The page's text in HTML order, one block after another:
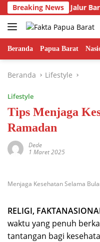
Langsung
ke
konten
Breaking News
Prioritaskan Jalur Barat
Beranda Papua Barat
Beranda Lifestyle
Lifestyle
Tips Menjaga
Ramadan
Dede
1 Maret 2025
Menjaga Kesehatan Selama
RELIGI,
waktu yang penuh
tantangan bagi